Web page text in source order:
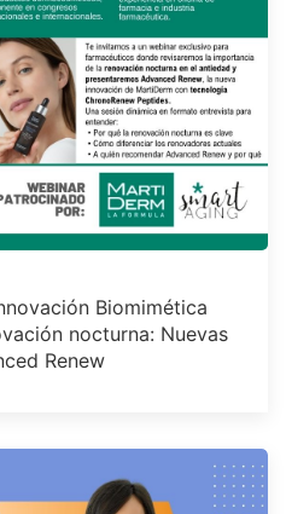
Biomimética
nocturna: Nuevas
Renew